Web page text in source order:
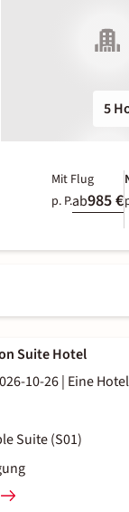
5
Mit Flug
p. P.ab985 €
Suite Hotel
10-26| Eine
Suite (S01)